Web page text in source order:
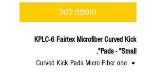
הוספה לסל
KPLC-6 Fairtex Microfiber Curved Kick
Pads - "Small".
Curved Kick Pads Micro Fiber one